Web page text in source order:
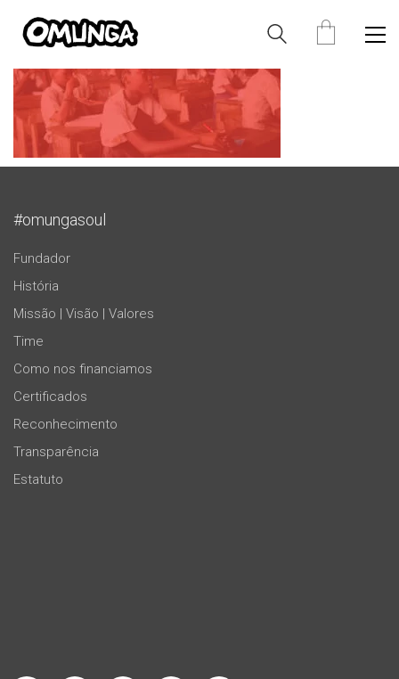
#omungasoul
Fundador
História
Missão | Visão | Valores
Time
Como nos financiamos
Certificados
Reconhecimento
Transparência
Estatuto